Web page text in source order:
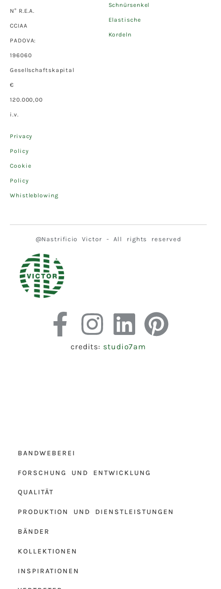
N° R.E.A.
CCIAA
PADOVA:
196060
Gesellschaftskapital
€
120.000,00
i.v.
Privacy
Policy
Cookie
Policy
Whistleblowing
Schnürsenkel
Elastische
Kordeln
@Nastrificio Victor - All rights reserved
credits: studio7am
BANDWEBEREI
FORSCHUNG UND ENTWICKLUNG
QUALITÄT
PRODUKTION UND DIENSTLEISTUNGEN
BÄNDER
KOLLEKTIONEN
INSPIRATIONEN